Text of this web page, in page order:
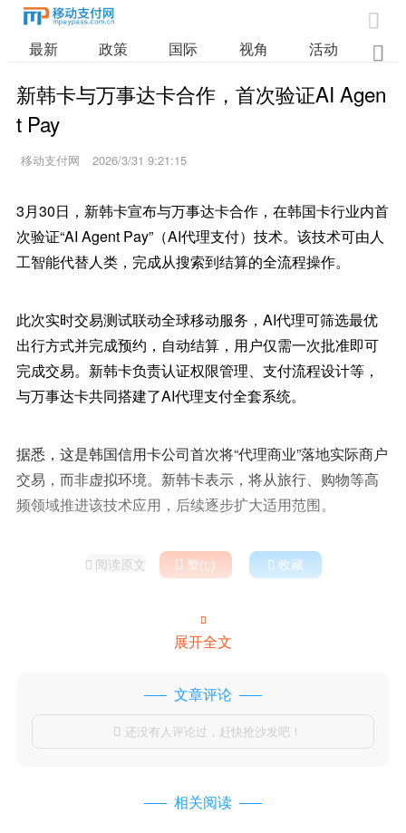

最新 政策 国际 视角 活动 业

新韩卡与万事达卡合作，首次验证AI Agen
t Pay
移动支付网 2026/3/31 9:21:15
3月30日，新韩卡宣布与万事达卡合作，在韩国卡行业内首
次验证“AI Agent Pay”（AI代理支付）技术。该技术可由人
工智能代替人类，完成从搜索到结算的全流程操作。
此次实时交易测试联动全球移动服务，AI代理可筛选最优
出行方式并完成预约，自动结算，用户仅需一次批准即可
完成交易。新韩卡负责认证权限管理、支付流程设计等，
与万事达卡共同搭建了AI代理支付全套系统。
据悉，这是韩国信用卡公司首次将“代理商业”落地实际商户
交易，而非虚拟环境。新韩卡表示，将从旅行、购物等高
频领域推进该技术应用，后续逐步扩大适用范围。
 阅读原文  赞()  收藏

展开全文
文章评论
 还没有人评论过，赶快抢沙发吧！
相关阅读